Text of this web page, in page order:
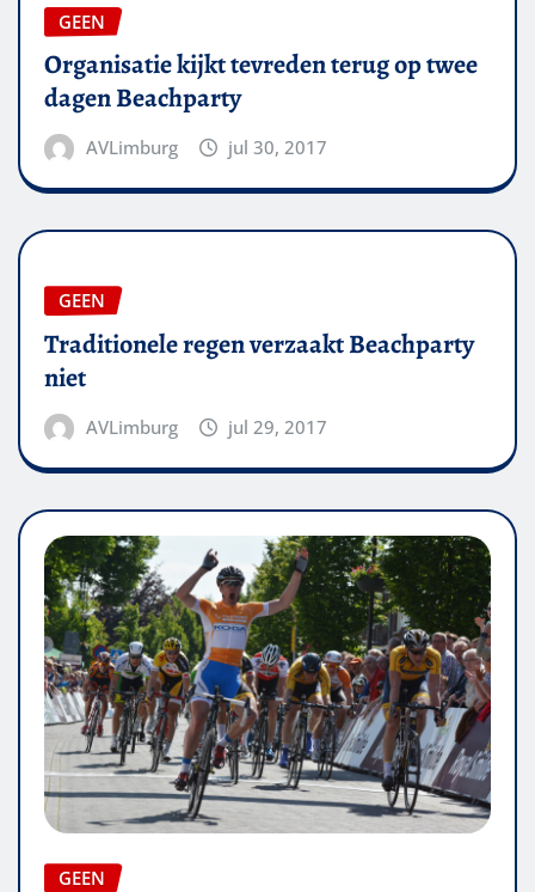
GEEN
Organisatie kijkt tevreden terug op twee
dagen Beachparty
AVLimburg jul 30, 2017
GEEN
Traditionele regen verzaakt Beachparty
niet
AVLimburg jul 29, 2017
GEEN